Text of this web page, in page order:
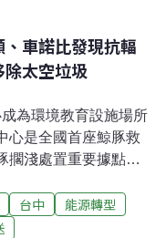
車諾比發現抗輻
太空垃圾
為環境教育設施場所
心是全國首座鯨豚救
擱淺處置重要據點，
敏感區 位於台南台
動斷層地質敏感
台中
能源轉型